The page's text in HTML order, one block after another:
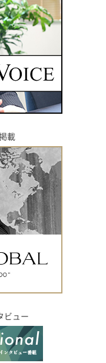
載
ビュー